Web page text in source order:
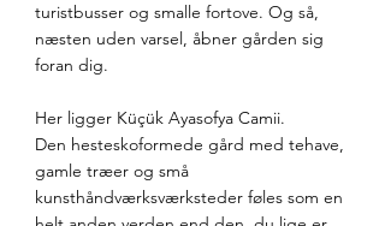
turistbusser og smalle fortove. Og så,
næsten uden varsel, åbner gården sig
foran dig.
Her ligger Küçük Ayasofya Camii.
Den hesteskoformede gård med tehave,
gamle træer og små
kunsthåndværksværksteder føles som en